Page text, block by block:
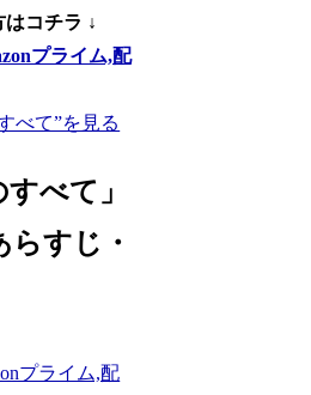
コチラ ↓
べて”を見る
べて」
すじ・